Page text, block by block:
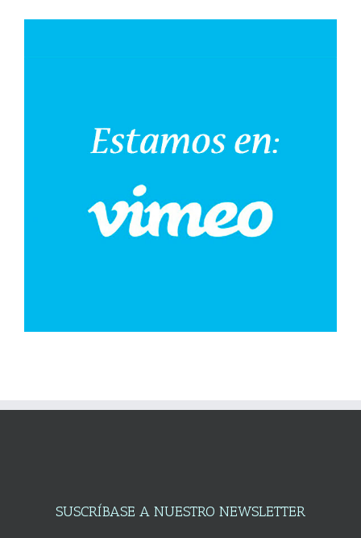
SUSCRÍBASE A NUESTRO NEWSLETTER